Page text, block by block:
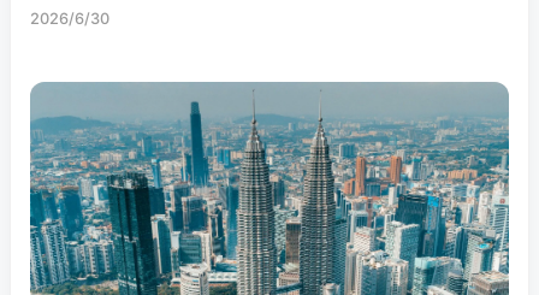
2026/6/30